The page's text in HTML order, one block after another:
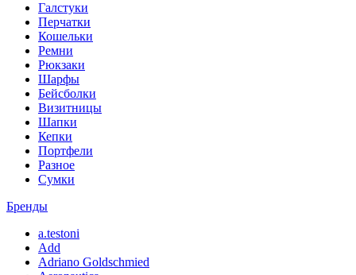
Галстуки
Перчатки
Кошельки
Ремни
Рюкзаки
Шарфы
Бейсболки
Визитницы
Шапки
Кепки
Портфели
Разное
Сумки
Бренды
a.testoni
Add
Adriano Goldschmied